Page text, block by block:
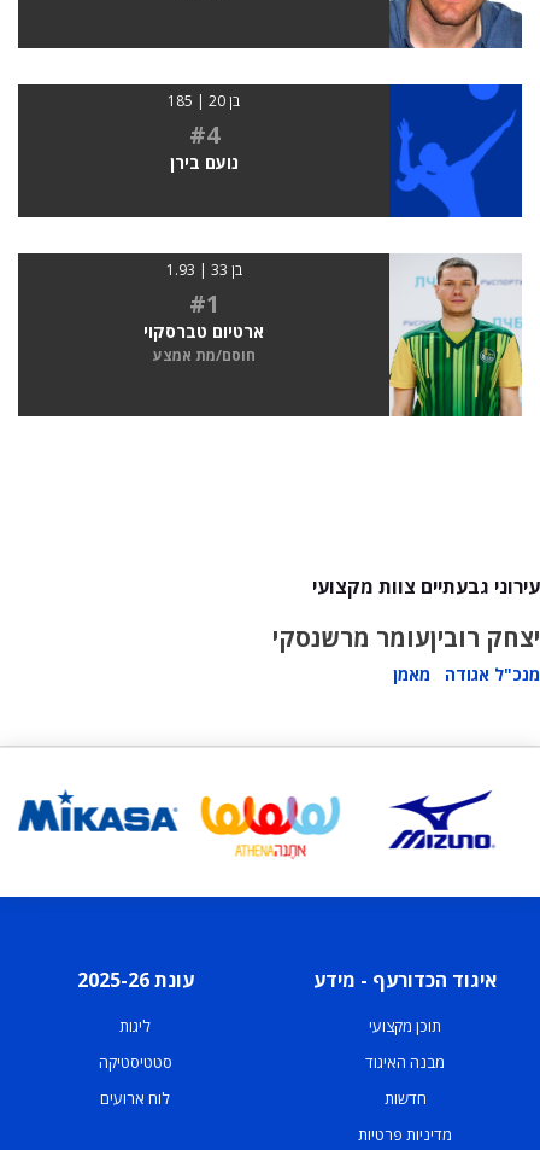
בן 20 | 185
#4
נועם בירן
בן 33 | 1.93
#1
ארטיום טברסקוי
חוסם/מת אמצע
עירוני גבעתיים צוות מקצועי
יצחק רובין
מנכ"ל אגודה
עומר מרשנסקי
מאמן
איגוד הכדורעף - מידע
תוכן מקצועי
מבנה האיגוד
חדשות
מדיניות פרטיות
עונת 2025-26
ליגות
סטטיסטיקה
לוח ארועים